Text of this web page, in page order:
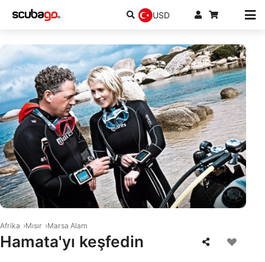
USD
Afrika Mısır Marsa Alam
Hamata'yı keşfedin